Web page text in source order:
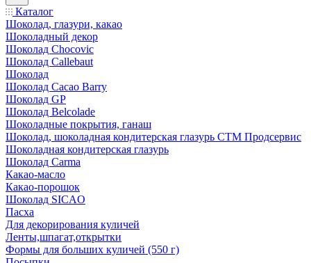
Каталог
Шоколад, глазури, какао
Шоколадный декор
Шоколад Chocovic
Шоколад Callebaut
Шоколад
Шоколад Cacao Barry
Шоколад GP
Шоколад Belcolade
Шоколадные покрытия, ганаш
Шоколад, шоколадная кондитерская глазурь СТМ Продсервис
Шоколадная кондитерская глазурь
Шоколад Carma
Какао-масло
Какао-порошок
Шоколад SICAO
Пасха
Для декорирования куличей
Ленты,шпагат,открытки
Формы для больших куличей (550 г)